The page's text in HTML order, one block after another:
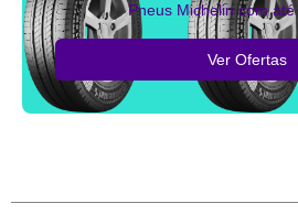
Pneus Michelin com
Ver Ofertas